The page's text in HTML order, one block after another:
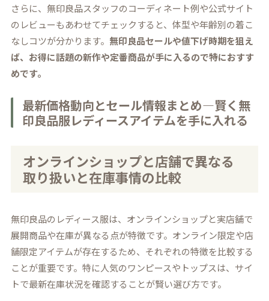
さらに、無印良品スタッフのコーディネート例や公式サイト
のレビューもあわせてチェックすると、体型や年齢別の着こ
なしコツが分かります。 無印良品セールや値下げ時期を狙え
ば、お得に話題の新作や定番商品が手に入るので特におすす
めです。
最新価格動向とセール情報まとめ―賢く無
印良品服レディースアイテムを手に入れる
オンラインショップと店舗で異なる
取り扱いと在庫事情の比較
無印良品のレディース服は、オンラインショップと実店舗で
展開商品や在庫が異なる点が特徴です。オンライン限定や店
舗限定アイテムが存在するため、それぞれの特徴を比較する
ことが重要です。特に人気のワンピースやトップスは、サイ
トで最新在庫状況を確認することが賢い選び方です。